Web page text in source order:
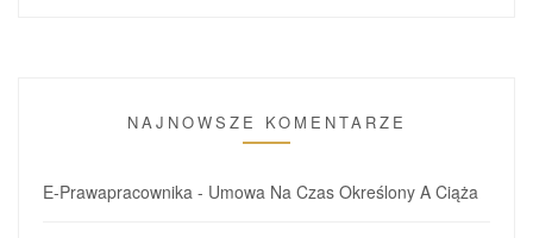
NAJNOWSZE KOMENTARZE
E-Prawapracownika - Umowa Na Czas Określony A Ciąża